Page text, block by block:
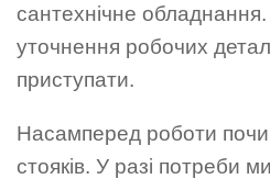
сантехнічне
уточнення робочих
приступати.
Насамперед роботи
стояків. У разі потреби